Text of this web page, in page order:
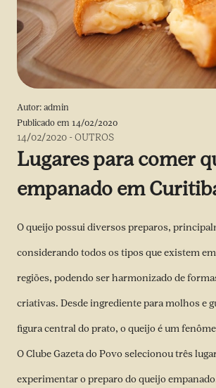
Autor: admin
Publicado em 14/02/2020
14/02/2020 -OUTROS
Lugares para comer
empanado em
O queijo possui diversos preparos,
considerando todos os tipos que existem
regiões, podendo ser harmonizado de
criativas. Desde ingrediente para molhos e
figura central do prato, o queijo é um
O Clube Gazeta do Povo selecionou três
experimentar o preparo do queijo